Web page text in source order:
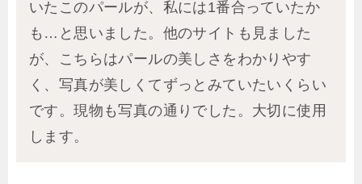
いたこのパールが、私には1番合っていたか
も…と思いました。他のサイトも見ました
が、こちらはパールの美しさをわかりやす
く、写真が美しくてずっとみていたいくらい
です。現物も写真の通りでした。大切に使用
します。